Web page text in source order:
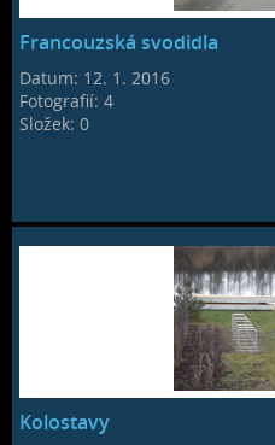
Francouzská svodidla
Datum: 12. 1. 2016
Fotografií:4
Složek:0
Kolostavy